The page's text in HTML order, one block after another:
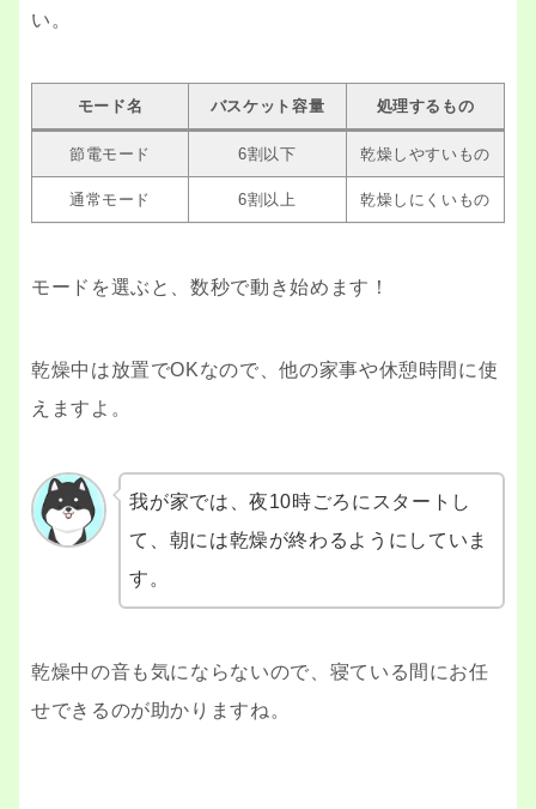
い。
モード名 バスケット容量 処理するもの
節電モード 6割以下 乾燥しやすいもの
通常モード 6割以上 乾燥しにくいもの
モードを選ぶと、数秒で動き始めます！
乾燥中は放置でOKなので、他の家事や休憩時間に使
えますよ。
我が家では、夜10時ごろにスタートし
て、朝には乾燥が終わるようにしていま
す。
乾燥中の音も気にならないので、寝ている間にお任
せできるのが助かりますね。